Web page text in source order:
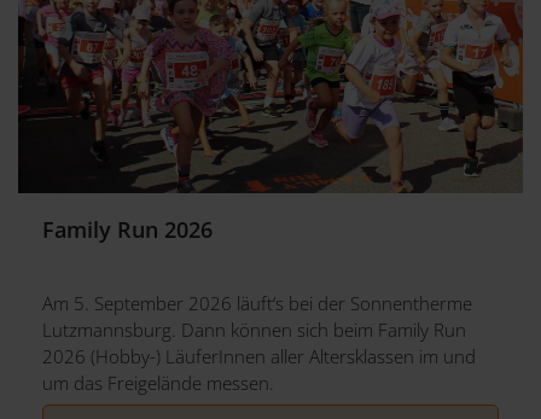
Family Run 2026
Am 5. September 2026 läuft‘s bei der Sonnentherme
Lutzmannsburg. Dann können sich beim Family Run
2026 (Hobby-) LäuferInnen aller Altersklassen im und
um das Freigelände messen.